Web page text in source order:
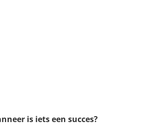
is iets een succes?